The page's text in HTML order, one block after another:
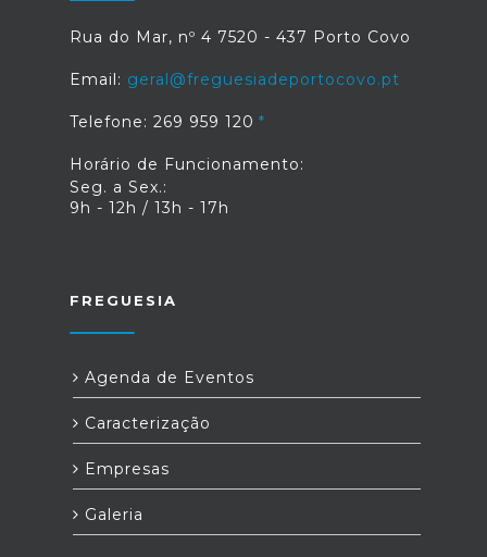
Rua do Mar, nº 4 7520 - 437 Porto Covo
Email: geral@freguesiadeportocovo.pt
Telefone: 269 959 120
Horário de Funcionamento:
Seg. a Sex.:
9h - 12h / 13h - 17h
FREGUESIA
Agenda de Eventos
Caracterização
Empresas
Galeria